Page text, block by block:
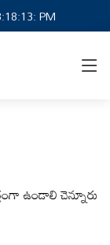
PM
చెన్నూరు రూరల్